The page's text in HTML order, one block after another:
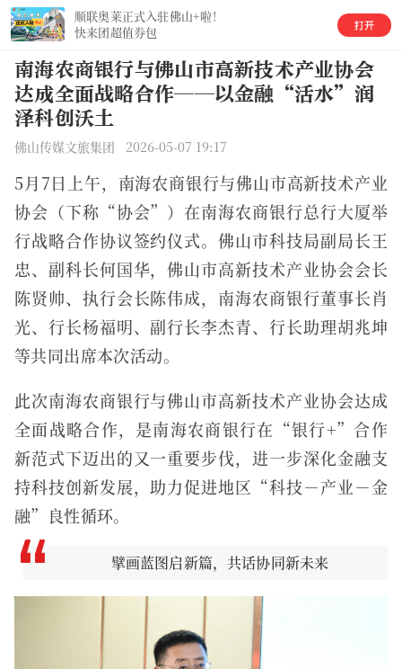
顺联奥莱正式入驻佛山+啦！
快来团超值券包
南海农商银行与佛山市高新技术产业协会
达成全面战略合作——以金融“活水”润
泽科创沃土
佛山传媒文旅集团 2026-05-07 19:17
5月7日上午，南海农商银行与佛山市高新技术产业
协会（下称“协会”）在南海农商银行总行大厦举
行战略合作协议签约仪式。佛山市科技局副局长王
忠、 副科长何国华，佛山市高新技术产业协会会长
陈贤帅、 执行会长陈伟成，南海农商银行董事长肖
光、 行长杨福明、副行长李杰青、 行长助理胡兆坤
等共同出席本次活动。
此次南海农商银行与佛山市高新技术产业协会达成
全面战略合作，是南海农商银行在“银行+”合作
新范式下迈出的又一重要步伐，进一步深化金融支
持科技创新发展，助力促进地区“科技－产业－金
融”良性循环。
擘画蓝图启新篇，共话协同新未来